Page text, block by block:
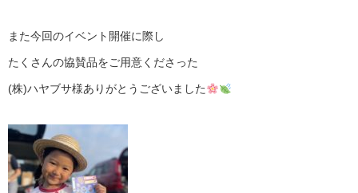
また今回のイベント開催に際し
たくさんの協賛品をご用意くださった
(株)ハヤブサ様ありがとうございました